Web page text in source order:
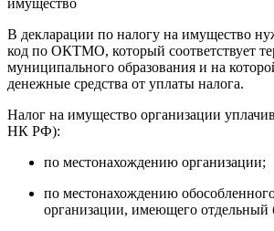
В декларации по налогу на имущество
код по ОКТМО, который соответствует
муниципального образования и на
денежные средства от уплаты налога.
Налог на имущество организации
НК РФ):
по местонахождению организации;
по местонахождению
организации, имеющего отдельный